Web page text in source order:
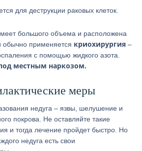
для деструкции раковых клеток.
большого объема и расположена
обычно применяется криохирургия –
с помощью жидкого азота.
местным наркозом.
меры
недуга – язвы, шелушение и
покрова. Не оставляйте такие
и тогда лечение пройдет быстро. Но
недуга есть свои